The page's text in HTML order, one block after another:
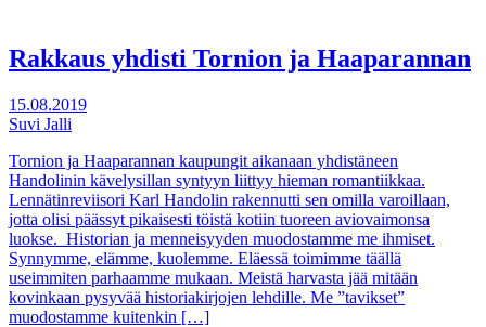
Rakkaus yhdisti Tornion ja Haaparannan
15.08.2019
Suvi Jalli
Tornion ja Haaparannan kaupungit aikanaan yhdistäneen
Handolinin kävelysillan syntyyn liittyy hieman romantiikkaa.
Lennätinreviisori Karl Handolin rakennutti sen omilla varoillaan,
jotta olisi päässyt pikaisesti töistä kotiin tuoreen aviovaimonsa
luokse. Historian ja menneisyyden muodostamme me ihmiset.
Synnymme, elämme, kuolemme. Eläessä toimimme täällä
useimmiten parhaamme mukaan. Meistä harvasta jää mitään
kovinkaan pysyvää historiakirjojen lehdille. Me ”tavikset”
muodostamme kuitenkin […]